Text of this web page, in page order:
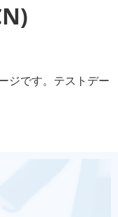
ジです。テストデー